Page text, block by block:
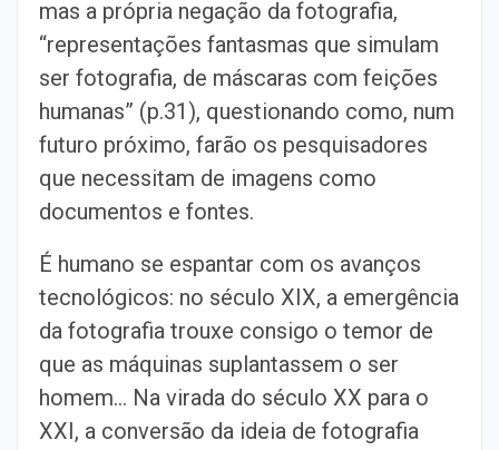
mas a própria negação da fotografia,
“representações fantasmas que simulam
ser fotografia, de máscaras com feições
humanas” (p.31), questionando como, num
futuro próximo, farão os pesquisadores
que necessitam de imagens como
documentos e fontes.
É humano se espantar com os avanços
tecnológicos: no século XIX, a emergência
da fotografia trouxe consigo o temor de
que as máquinas suplantassem o ser
homem… Na virada do século XX para o
XXI, a conversão da ideia de fotografia